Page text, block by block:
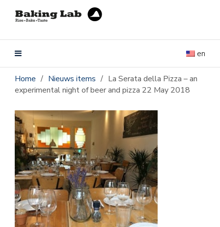
en
Home / Nieuws items / La Serata della Pizza – an
experimental night of beer and pizza 22 May 2018